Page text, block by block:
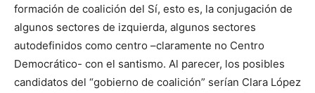
formación de coalición del Sí, esto es, la conjugación de
algunos sectores de izquierda, algunos sectores
autodefinidos como centro –claramente no Centro
Democrático- con el santismo. Al parecer, los posibles
candidatos del “gobierno de coalición” serían Clara López